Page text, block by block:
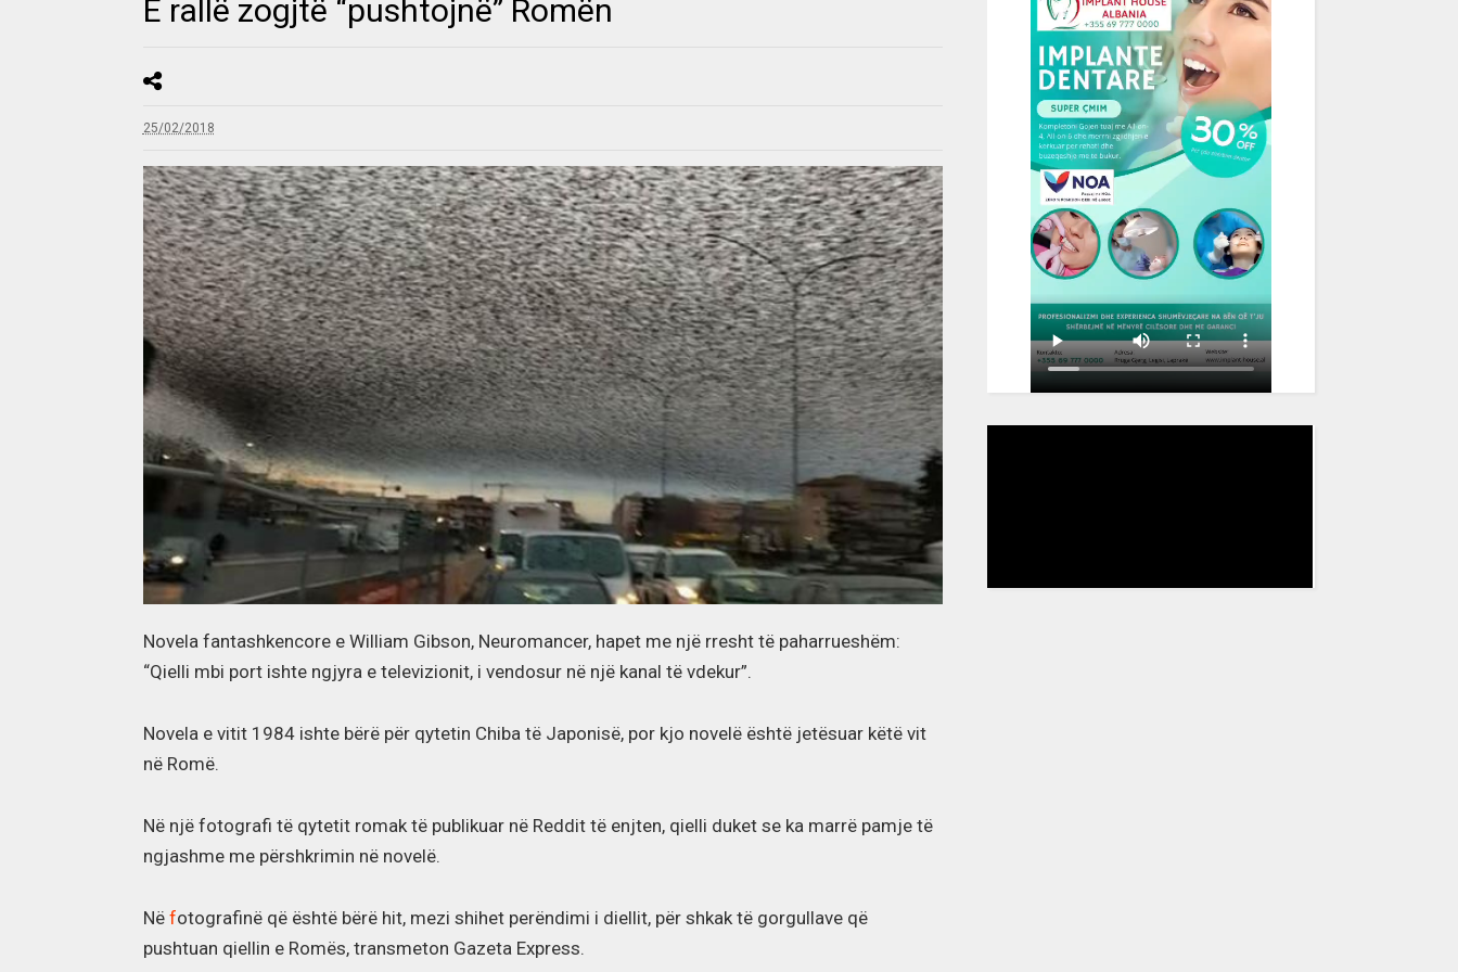
E rallë zogjtë “pushtojnë” Romën
25/02/2018
Novela fantashkencore e William Gibson, Neuromancer, hapet me një rresht të paharrueshëm:
“Qielli mbi port ishte ngjyra e televizionit, i vendosur në një kanal të vdekur”.
Novela e vitit 1984 ishte bërë për qytetin Chiba të Japonisë, por kjo novelë është jetësuar këtë vit
në Romë.
Në një fotografi të qytetit romak të publikuar në Reddit të enjten, qielli duket se ka marrë pamje të
ngjashme me përshkrimin në novelë.
Në fotografinë që është bërë hit, mezi shihet perëndimi i diellit, për shkak të gorgullave që
pushtuan qiellin e Romës, transmeton Gazeta Express.